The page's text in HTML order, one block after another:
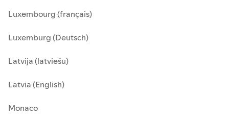
Luxembourg (français)
Luxemburg (Deutsch)
Latvija (latviešu)
Latvia (English)
Monaco